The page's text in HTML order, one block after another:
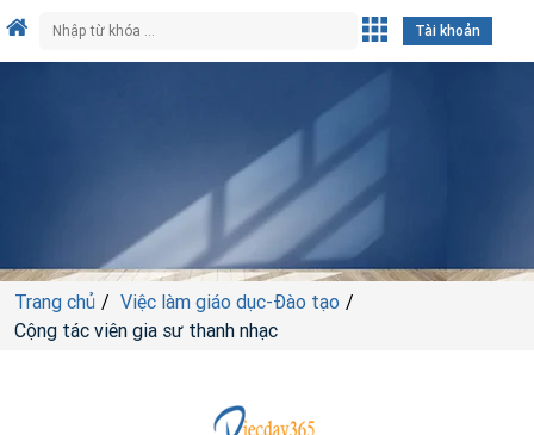
Tài khoản
Trang chủ
Việc làm giáo dục-Đào tạo
Cộng tác viên gia sư thanh nhạc